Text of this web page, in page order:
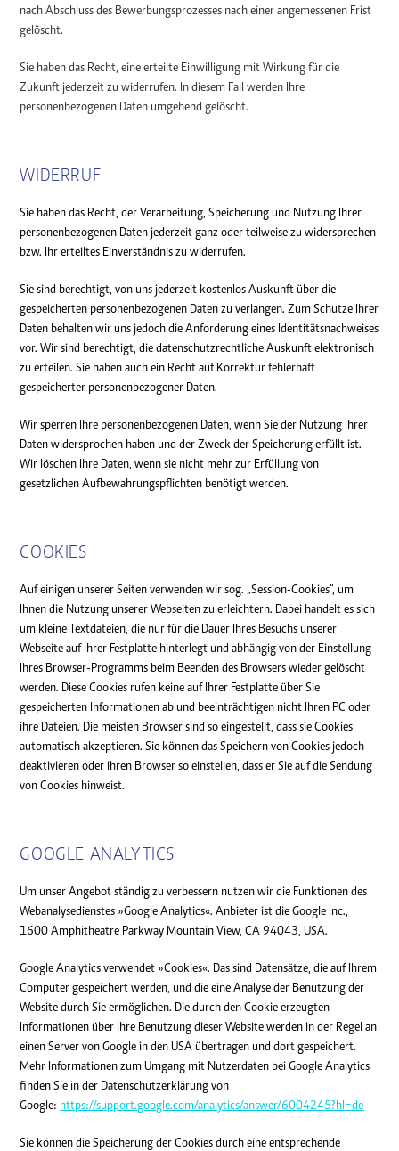
nach Abschluss des Bewerbungsprozesses nach einer angemessenen Frist
gelöscht.
Sie haben das Recht, eine erteilte Einwilligung mit Wirkung für die
Zukunft jederzeit zu widerrufen. In diesem Fall werden Ihre
personenbezogenen Daten umgehend gelöscht.
WIDERRUF
Sie haben das Recht, der Verarbeitung, Speicherung und Nutzung Ihrer
personenbezogenen Daten jederzeit ganz oder teilweise zu widersprechen
bzw. Ihr erteiltes Einverständnis zu widerrufen.
Sie sind berechtigt, von uns jederzeit kostenlos Auskunft über die
gespeicherten personenbezogenen Daten zu verlangen. Zum Schutze Ihrer
Daten behalten wir uns jedoch die Anforderung eines Identitätsnachweises
vor. Wir sind berechtigt, die datenschutzrechtliche Auskunft elektronisch
zu erteilen. Sie haben auch ein Recht auf Korrektur fehlerhaft
gespeicherter personenbezogener Daten.
Wir sperren Ihre personenbezogenen Daten, wenn Sie der Nutzung Ihrer
Daten widersprochen haben und der Zweck der Speicherung erfüllt ist.
Wir löschen Ihre Daten, wenn sie nicht mehr zur Erfüllung von
gesetzlichen Aufbewahrungspflichten benötigt werden.
COOKIES
Auf einigen unserer Seiten verwenden wir sog. „Session-Cookies“, um
Ihnen die Nutzung unserer Webseiten zu erleichtern. Dabei handelt es sich
um kleine Textdateien, die nur für die Dauer Ihres Besuchs unserer
Webseite auf Ihrer Festplatte hinterlegt und abhängig von der Einstellung
Ihres Browser-Programms beim Beenden des Browsers wieder gelöscht
werden. Diese Cookies rufen keine auf Ihrer Festplatte über Sie
gespeicherten Informationen ab und beeinträchtigen nicht Ihren PC oder
ihre Dateien. Die meisten Browser sind so eingestellt, dass sie Cookies
automatisch akzeptieren. Sie können das Speichern von Cookies jedoch
deaktivieren oder ihren Browser so einstellen, dass er Sie auf die Sendung
von Cookies hinweist.
GOOGLE ANALYTICS
Um unser Angebot ständig zu verbessern nutzen wir die Funktionen des
Webanalysedienstes »Google Analytics«. Anbieter ist die Google Inc.,
1600 Amphitheatre Parkway Mountain View, CA 94043, USA.
Google Analytics verwendet »Cookies«. Das sind Datensätze, die auf Ihrem
Computer gespeichert werden, und die eine Analyse der Benutzung der
Website durch Sie ermöglichen. Die durch den Cookie erzeugten
Informationen über Ihre Benutzung dieser Website werden in der Regel an
einen Server von Google in den USA übertragen und dort gespeichert.
Mehr Informationen zum Umgang mit Nutzerdaten bei Google Analytics
finden Sie in der Datenschutzerklärung von
Google: https://support.google.com/analytics/answer/6004245?hl=de
Sie können die Speicherung der Cookies durch eine entsprechende